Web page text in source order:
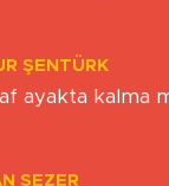
ŞENTÜRK
ayakta kalma
SEZER